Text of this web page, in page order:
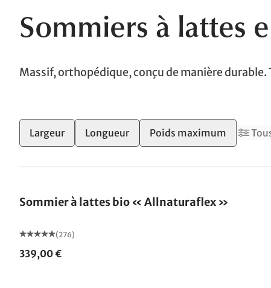
Sommiers à lattes
Massif, orthopédique, conçu de manière
Largeur Longueur Poids maximum
Sommier à lattes bio « Allnaturaflex »
(276)
339,00 €